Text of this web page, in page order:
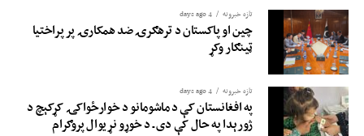
تازه خبرونه 4 days ago
چین او پاکستان د ترهګرۍ ضد همکارۍ پر پراختیا
ټینګار وکړ
تازه خبرونه 4 days ago
په افغانستان کې د ماشومانو د خوارځواکۍ کړکېچ د
ژورېدا په حال کې دی ـ د خوړو نړیوال پروګرام